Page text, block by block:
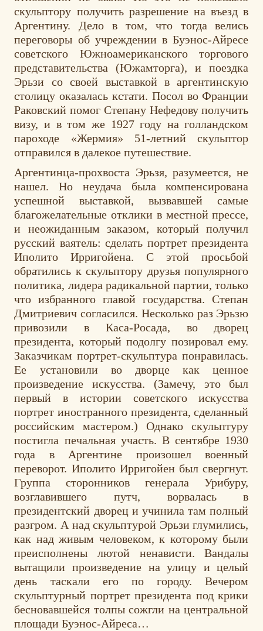
скульптору получить разрешение на въезд в
Аргентину. Дело в том, что тогда велись
переговоры об учреждении в Буэнос-Айресе
советского Южноамериканского торгового
представительства (Южамторга), и поездка
Эрьзи со своей выставкой в аргентинскую
столицу оказалась кстати. Посол во Франции
Раковский помог Степану Нефедову получить
визу, и в том же 1927 году на голландском
пароходе «Жермия» 51-летний скульптор
отправился в далекое путешествие.
Аргентинца-прохвоста Эрьзя, разумеется, не
нашел. Но неудача была компенсирована
успешной выставкой, вызвавшей самые
благожелательные отклики в местной прессе,
и неожиданным заказом, который получил
русский ваятель: сделать портрет президента
Иполито Ирригойена. С этой просьбой
обратились к скульптору друзья популярного
политика, лидера радикальной партии, только
что избранного главой государства. Степан
Дмитриевич согласился. Несколько раз Эрьзю
привозили в Каса-Росада, во дворец
президента, который подолгу позировал ему.
Заказчикам портрет-скульптура понравилась.
Ее установили во дворце как ценное
произведение искусства. (Замечу, это был
первый в истории советского искусства
портрет иностранного президента, сделанный
российским мастером.) Однако скульптуру
постигла печальная участь. В сентябре 1930
года в Аргентине произошел военный
переворот. Иполито Ирригойен был свергнут.
Группа сторонников генерала Урибуру,
возглавившего путч, ворвалась в
президентский дворец и учинила там полный
разгром. А над скульптурой Эрьзи глумились,
как над живым человеком, к которому были
преисполнены лютой ненависти. Вандалы
вытащили произведение на улицу и целый
день таскали его по городу. Вечером
скульптурный портрет президента под крики
бесновавшейся толпы сожгли на центральной
площади Буэнос-Айреса…